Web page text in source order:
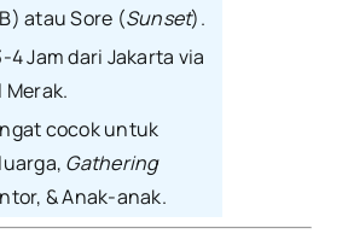
atau Sore (Sunset).
4 Jam dari Jakarta via
Merak.
cocok untuk
Gathering
& Anak-anak.